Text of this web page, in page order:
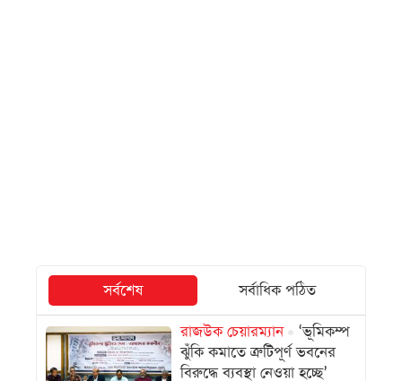
সর্বশেষ
সর্বাধিক পঠিত
রাজউক চেয়ারম্যান
‘ভূমিকম্প
ঝুঁকি কমাতে ত্রুটিপূর্ণ ভবনের
বিরুদ্ধে ব্যবস্থা নেওয়া হচ্ছে’